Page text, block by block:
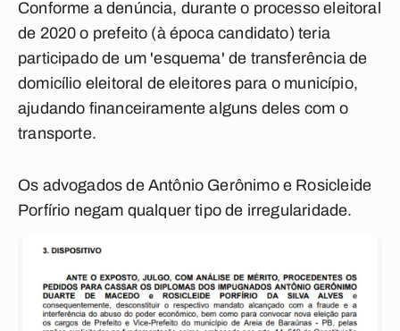
Conforme a denúncia, durante o processo eleitoral
de 2020 o prefeito (à época candidato) teria
participado de um 'esquema' de transferência de
domicílio eleitoral de eleitores para o município,
ajudando financeiramente alguns deles com o
transporte.
Os advogados de Antônio Gerônimo e Rosicleide
Porfírio negam qualquer tipo de irregularidade.